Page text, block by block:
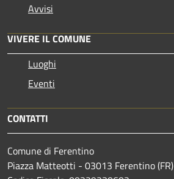
Avvisi
VIVERE IL COMUNE
Luoghi
Eventi
CONTATTI
Comune di Ferentino
Piazza Matteotti - 03013 Ferentino (FR)